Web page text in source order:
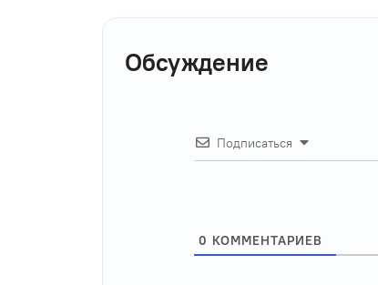
Обсуждение
Подписаться
0 КОММЕНТАРИЕВ